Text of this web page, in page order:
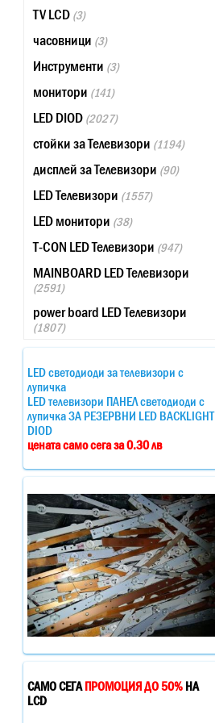
TV LCD (3)
часовници (3)
Инструменти (3)
монитори (141)
LED DIOD (2027)
стойки за Телевизори (1194)
дисплей за Телевизори (90)
LED Телевизори (1557)
LED монитори (38)
T-CON LED Телевизори (947)
MAINBOARD LED Телевизори
(2591)
power board LED Телевизори
(1807)
LED светодиоди за телевизори с
лупичка
LED телевизори ПАНЕЛ светодиоди с
лупичка ЗА РЕЗЕРВНИ LED BACKLIGHT
DIOD
цената само сега за 0.30 лв
САМО СЕГАПРОМОЦИЯ ДО 50% НА
LCD